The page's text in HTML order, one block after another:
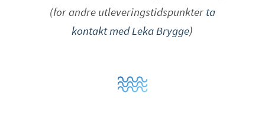
(for andre utleveringstidspunkter ta
kontakt med Leka Brygge)